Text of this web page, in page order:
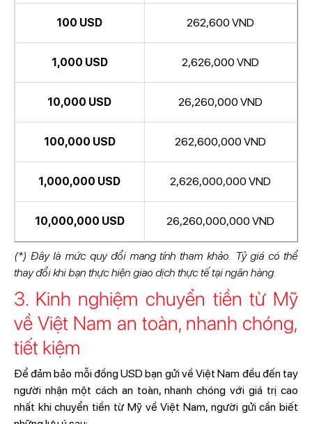
100 USD 262,600 VND
1,000 USD 2,626,000 VND
10,000 USD 26,260,000 VND
100,000 USD 262,600,000 VND
1,000,000 USD 2,626,000,000 VND
10,000,000 USD 26,260,000,000 VND
(*) Đây là mức quy đổi mang tính tham khảo. Tỷ giá có thể
thay đổi khi bạn thực hiện giao dịch thực tế tại ngân hàng.
3. Kinh nghiệm chuyển tiền từ Mỹ
về Việt Nam an toàn, nhanh chóng,
tiết kiệm
Để đảm bảo mỗi đồng USD bạn gửi về Việt Nam đều đến tay
người nhận một cách an toàn, nhanh chóng với giá trị cao
nhất khi chuyển tiền từ Mỹ về Việt Nam, người gửi cần biết